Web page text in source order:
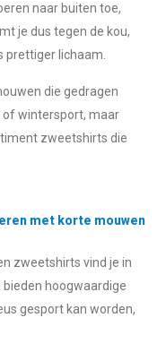
naar buiten toe,
je dus tegen de kou,
prettiger lichaam.
die gedragen
of wintersport, maar
zweetshirts die
met korte mouwen
zweetshirts vind je in
bieden hoogwaardige
gesport kan worden,